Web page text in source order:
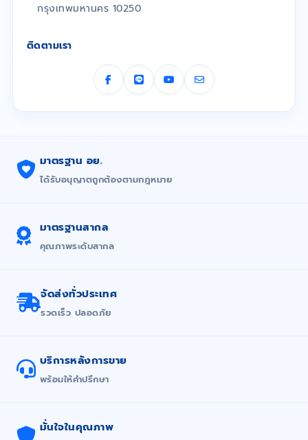
กรุงเทพมหานคร 10250
ติดตามเรา
มาตรฐาน อย.
ได้รับอนุญาตถูกต้องตามกฎหมาย
มาตรฐานสากล
คุณภาพระดับสากล
จัดส่งทั่วประเทศ
รวดเร็ว ปลอดภัย
บริการหลังการขาย
พร้อมให้คำปรึกษา
มั่นใจในคุณภาพ